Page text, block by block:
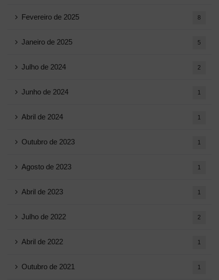
Fevereiro de 2025 8
Janeiro de 2025 5
Julho de 2024 2
Junho de 2024 1
Abril de 2024 1
Outubro de 2023 1
Agosto de 2023 1
Abril de 2023 1
Julho de 2022 2
Abril de 2022 1
Outubro de 2021 1